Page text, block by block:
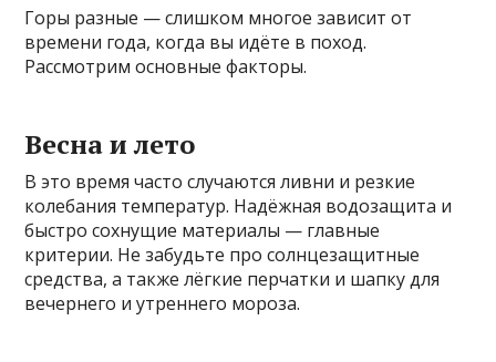
Горы разные — слишком многое зависит от
времени года, когда вы идёте в поход.
Рассмотрим основные факторы.
Весна и лето
В это время часто случаются ливни и резкие
колебания температур. Надёжная водозащита и
быстро сохнущие материалы — главные
критерии. Не забудьте про солнцезащитные
средства, а также лёгкие перчатки и шапку для
вечернего и утреннего мороза.